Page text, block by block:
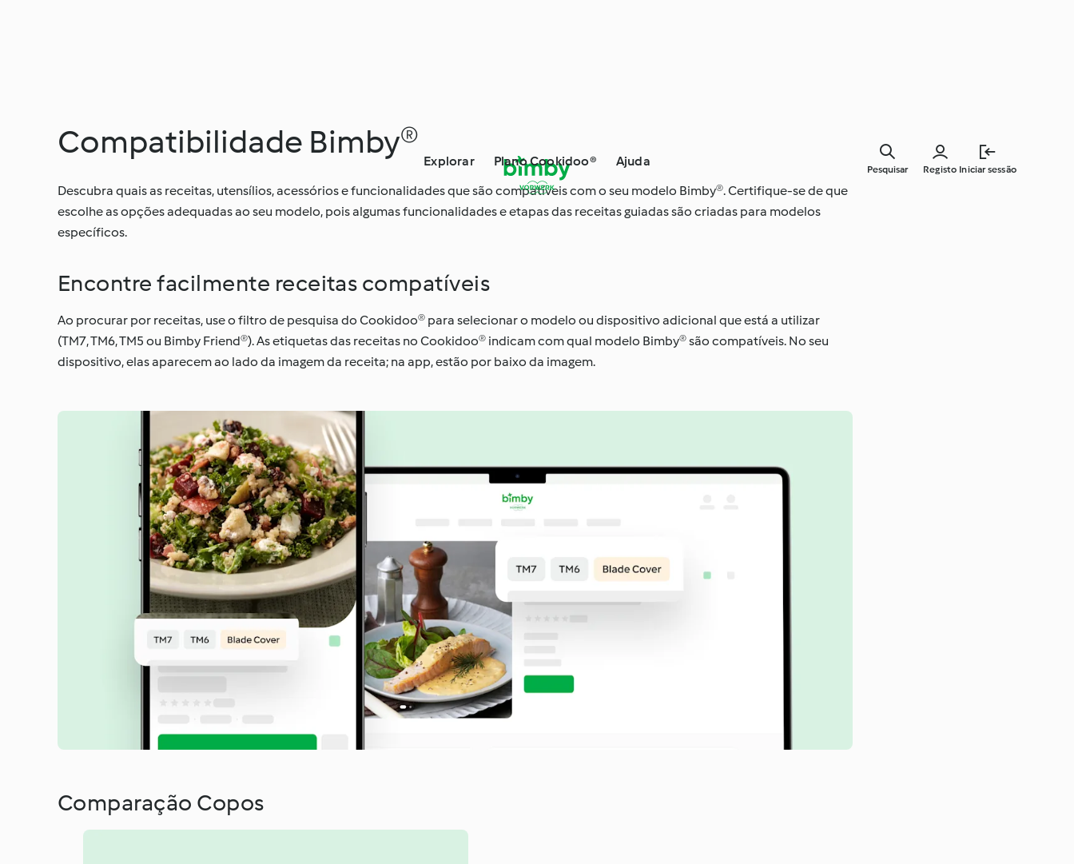
Explorar Plano Cookidoo® Ajuda
Registo Iniciar sessão
Pesquisar
Compatibilidade Bimby®
Descubra quais as receitas, utensílios, acessórios e funcionalidades que são compatíveis com o seu modelo Bimby®. Certifique-se de que
escolhe as opções adequadas ao seu modelo, pois algumas funcionalidades e etapas das receitas guiadas são criadas para modelos
específicos.
Encontre facilmente receitas compatíveis
Ao procurar por receitas, use o filtro de pesquisa do Cookidoo® para selecionar o modelo ou dispositivo adicional que está a utilizar
(TM7, TM6, TM5 ou Bimby Friend®). As etiquetas das receitas no Cookidoo® indicam com qual modelo Bimby® são compatíveis. No seu
dispositivo, elas aparecem ao lado da imagem da receita; na app, estão por baixo da imagem.
Comparação Copos